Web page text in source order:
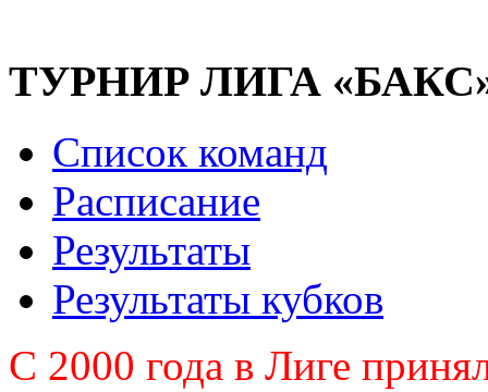
ТУРНИР ЛИГА
Список команд
Расписание
Результаты
Результаты кубков
C 2000 года в Лиге